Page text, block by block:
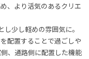
、より活気のあるクリエ
少し軽めの雰囲気に。
配置することで過ごしや
、通路側に配置した機能